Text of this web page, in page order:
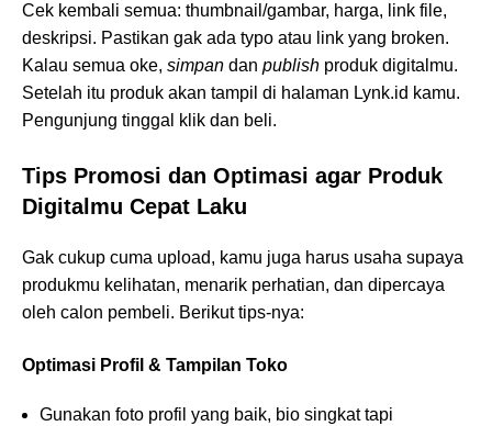
Cek kembali semua: thumbnail/gambar, harga, link file,
deskripsi. Pastikan gak ada typo atau link yang broken.
Kalau semua oke, simpan dan publish produk digitalmu.
Setelah itu produk akan tampil di halaman Lynk.id kamu.
Pengunjung tinggal klik dan beli.
Tips Promosi dan Optimasi agar Produk
Digitalmu Cepat Laku
Gak cukup cuma upload, kamu juga harus usaha supaya
produkmu kelihatan, menarik perhatian, dan dipercaya
oleh calon pembeli. Berikut tips-nya:
Optimasi Profil & Tampilan Toko
Gunakan foto profil yang baik, bio singkat tapi